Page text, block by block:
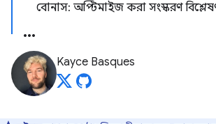
বোনাস: অপ্টিমাইজ করা সংস্করণ
Kayce Basques